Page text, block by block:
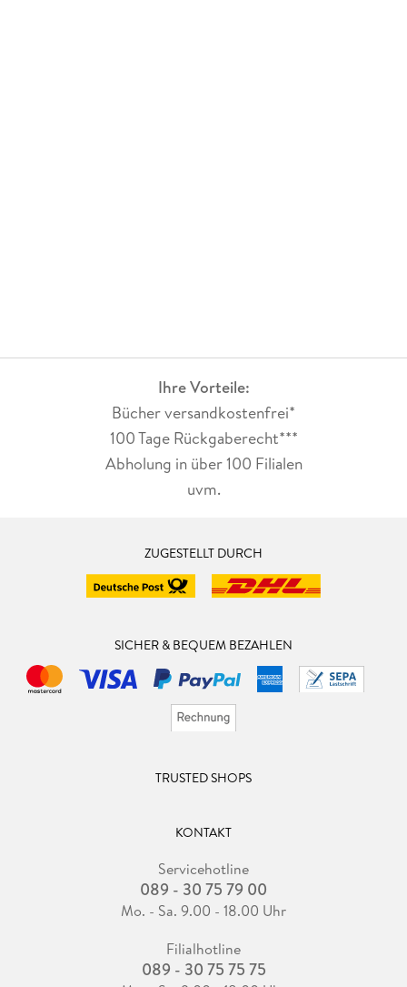
Ihre Vorteile:
Bücher versandkostenfrei*
100 Tage Rückgaberecht***
Abholung in über 100 Filialen
uvm.
ZUGESTELLT DURCH
SICHER & BEQUEM BEZAHLEN
TRUSTED SHOPS
KONTAKT
Servicehotline
089 - 30 75 79 00
Mo. - Sa. 9.00 - 18.00 Uhr
Filialhotline
089 - 30 75 75 75